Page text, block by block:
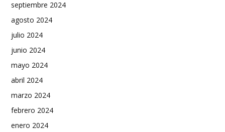
septiembre 2024
agosto 2024
julio 2024
junio 2024
mayo 2024
abril 2024
marzo 2024
febrero 2024
enero 2024